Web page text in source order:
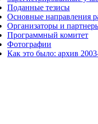
Поданные тезисы
Основные направления
Организаторы и
Программный комитет
Фотографии
Как это было: архив